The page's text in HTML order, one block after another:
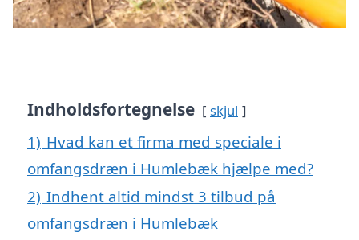
Indholdsfortegnelse skjul
1) Hvad kan et firma med speciale i
omfangsdræn i Humlebæk hjælpe med?
2) Indhent altid mindst 3 tilbud på
omfangsdræn i Humlebæk